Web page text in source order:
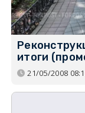
итоги
21/05/2008